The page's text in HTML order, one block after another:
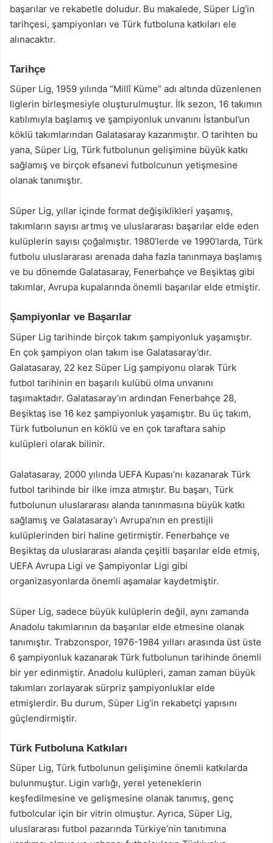
başarılar ve rekabetle doludur. Bu makalede, Süper Lig’in
tarihçesi, şampiyonları ve Türk futboluna katkıları ele
alınacaktır.
Tarihçe
Süper Lig, 1959 yılında “Millî Küme” adı altında düzenlenen
liglerin birleşmesiyle oluşturulmuştur. İlk sezon, 16 takımın
katılımıyla başlamış ve şampiyonluk unvanını İstanbul’un
köklü takımlarından Galatasaray kazanmıştır. O tarihten bu
yana, Süper Lig, Türk futbolunun gelişimine büyük katkı
sağlamış ve birçok efsanevi futbolcunun yetişmesine
olanak tanımıştır.
Süper Lig, yıllar içinde format değişiklikleri yaşamış,
takımların sayısı artmış ve uluslararası başarılar elde eden
kulüplerin sayısı çoğalmıştır. 1980’lerde ve 1990’larda, Türk
futbolu uluslararası arenada daha fazla tanınmaya başlamış
ve bu dönemde Galatasaray, Fenerbahçe ve Beşiktaş gibi
takımlar, Avrupa kupalarında önemli başarılar elde etmiştir.
Şampiyonlar ve Başarılar
Süper Lig tarihinde birçok takım şampiyonluk yaşamıştır.
En çok şampiyon olan takım ise Galatasaray’dır.
Galatasaray, 22 kez Süper Lig şampiyonu olarak Türk
futbol tarihinin en başarılı kulübü olma unvanını
taşımaktadır. Galatasaray’ın ardından Fenerbahçe 28,
Beşiktaş ise 16 kez şampiyonluk yaşamıştır. Bu üç takım,
Türk futbolunun en köklü ve en çok taraftara sahip
kulüpleri olarak bilinir.
Galatasaray, 2000 yılında UEFA Kupası’nı kazanarak Türk
futbol tarihinde bir ilke imza atmıştır. Bu başarı, Türk
futbolunun uluslararası alanda tanınmasına büyük katkı
sağlamış ve Galatasaray’ı Avrupa’nın en prestijli
kulüplerinden biri haline getirmiştir. Fenerbahçe ve
Beşiktaş da uluslararası alanda çeşitli başarılar elde etmiş,
UEFA Avrupa Ligi ve Şampiyonlar Ligi gibi
organizasyonlarda önemli aşamalar kaydetmiştir.
Süper Lig, sadece büyük kulüplerin değil, aynı zamanda
Anadolu takımlarının da başarılar elde etmesine olanak
tanımıştır. Trabzonspor, 1976-1984 yılları arasında üst üste
6 şampiyonluk kazanarak Türk futbolunun tarihinde önemli
bir yer edinmiştir. Anadolu kulüpleri, zaman zaman büyük
takımları zorlayarak sürpriz şampiyonluklar elde
etmişlerdir. Bu durum, Süper Lig’in rekabetçi yapısını
güçlendirmiştir.
Türk Futboluna Katkıları
Süper Lig, Türk futbolunun gelişimine önemli katkılarda
bulunmuştur. Ligin varlığı, yerel yeteneklerin
keşfedilmesine ve gelişmesine olanak tanımış, genç
futbolcular için bir vitrin olmuştur. Ayrıca, Süper Lig,
uluslararası futbol pazarında Türkiye’nin tanıtımına